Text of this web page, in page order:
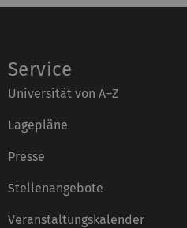
Service
Universität von A–Z
Lagepläne
Presse
Stellenangebote
Veranstaltungskalender